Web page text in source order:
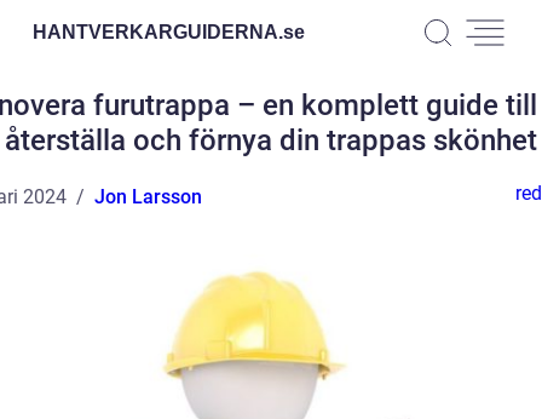
HANTVERKARGUIDERNA.se
furutrappa – en komplett guide
återställa och förnya din trappas skönhet
2024 Jon Larsson